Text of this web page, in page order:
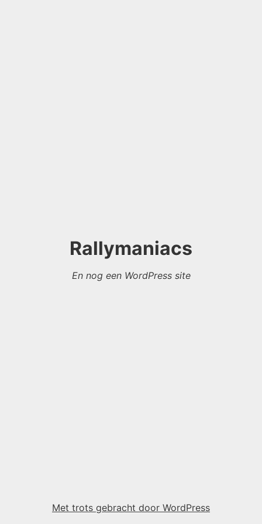
Rallymaniacs
En nog een WordPress site
Met trots gebracht door WordPress